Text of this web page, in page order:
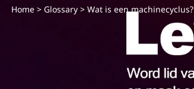
e
Home> Glossary> Wat is een machinecyclus?